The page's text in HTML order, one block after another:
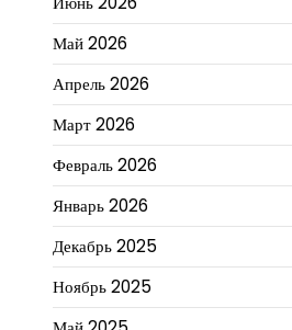
Май 2026
Апрель 2026
Март 2026
Февраль 2026
Январь 2026
Декабрь 2025
Ноябрь 2025